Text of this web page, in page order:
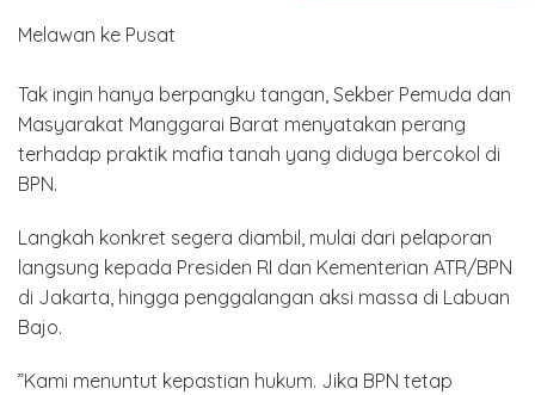
Melawan ke Pusat
Tak ingin hanya berpangku tangan, Sekber Pemuda dan
Masyarakat Manggarai Barat menyatakan perang
terhadap praktik mafia tanah yang diduga bercokol di
BPN.
Langkah konkret segera diambil, mulai dari pelaporan
langsung kepada Presiden RI dan Kementerian ATR/BPN
di Jakarta, hingga penggalangan aksi massa di Labuan
Bajo.
​”Kami menuntut kepastian hukum. Jika BPN tetap